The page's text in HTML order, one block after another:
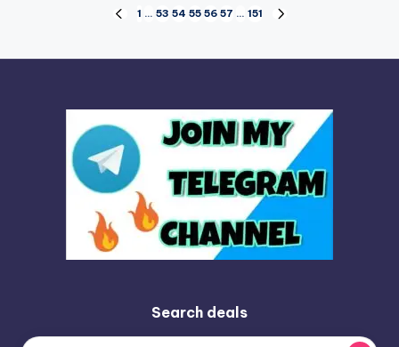
pagination
PREVIOUS
1 … 53 54 55 56 57 … 151
Search deals